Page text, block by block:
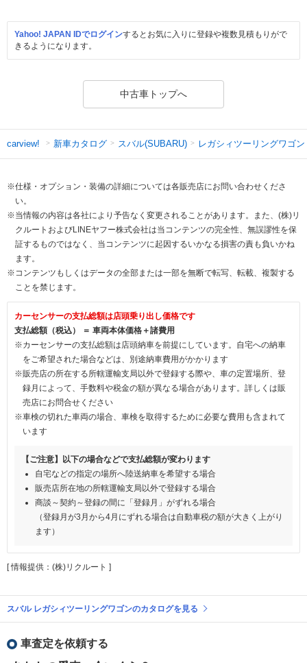
Yahoo! JAPAN IDでログインするとお気に入りに登録や複数見積もりがで
きるようになります。
中古車トップへ
carview! 新車カタログ スバル(SUBARU) レガシィツーリングワゴン
※仕様・オプション・装備の詳細については各販売店にお問い合わせくださ
い。
※当情報の内容は各社により予告なく変更されることがあります。また、(株)リ
クルートおよびLINEヤフー株式会社は当コンテンツの完全性、無誤謬性を保
証するものではなく、当コンテンツに起因するいかなる損害の責も負いかね
ます。
※コンテンツもしくはデータの全部または一部を無断で転写、転載、複製する
ことを禁じます。
カーセンサーの支払総額は店頭乗り出し価格です
支払総額（税込） ＝ 車両本体価格＋諸費用
※カーセンサーの支払総額は店頭納車を前提にしています。自宅への納車
をご希望された場合などは、別途納車費用がかかります
※販売店の所在する所轄運輸支局以外で登録する際や、車の定置場所、登
録月によって、手数料や税金の額が異なる場合があります。詳しくは販
売店にお問合せください
※車検の切れた車両の場合、車検を取得するために必要な費用も含まれて
います
【ご注意】以下の場合などで支払総額が変わります
自宅などの指定の場所へ陸送納車を希望する場合
販売店所在地の所轄運輸支局以外で登録する場合
商談～契約～登録の間に「登録月」がずれる場合
（登録月が3月から4月にずれる場合は自動車税の額が大きく上がり
ます）
[ 情報提供：(株)リクルート ]
スバル レガシィツーリングワゴンのカタログを見る
車査定を依頼する